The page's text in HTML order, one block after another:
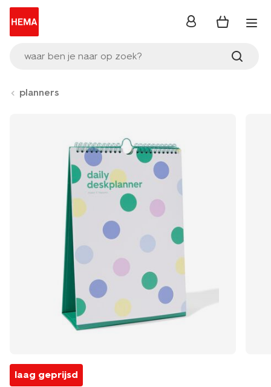
waar ben je naar op zoek?
inloggen
planners
laag geprijsd